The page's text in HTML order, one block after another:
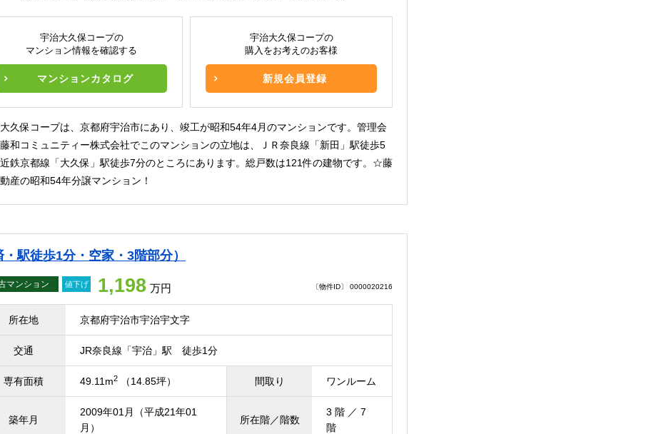
宇治大久保コープの
マンション情報を確認する
マンションカタログ
宇治大久保コープの
購入をお考えのお客様
新規会員登録
久保コープは、京都府宇治市にあり、竣工が昭和54年4月のマンションです。管理会
和コミュニティー株式会社でこのマンションの立地は、ＪＲ奈良線「新田」駅徒歩5
鉄京都線「大久保」駅徒歩7分のところにあります。総戸数は121件の建物です。☆藤
産の昭和54年分譲マンション！
駅徒歩1分・空家・3階部分）
〔物件ID〕 0000020216
マンション 値下げ 1,198 万円
所在地 京都府宇治市宇治宇文字
交通 JR奈良線「宇治」駅 徒歩1分
専有面積 49.11m2 （14.85坪） 間取り ワンルーム
築年月
2009年01月（平成21年01
月）
所在階／階数
3 階 ／ 7
階